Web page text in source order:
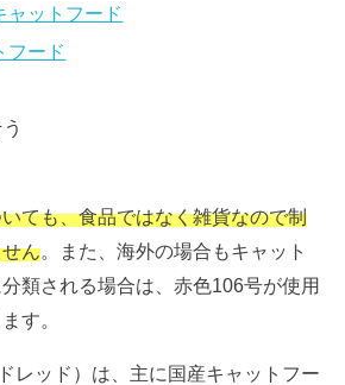
ャットフード
フード
ても、食品ではなく雑貨なので制
ん。また、海外の場合もキャット
類される場合は、赤色106号が使用
す。
レッド）は、主に国産キャットフー